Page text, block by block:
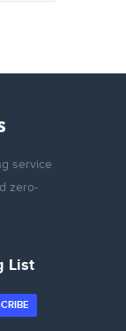
service
zero-
List